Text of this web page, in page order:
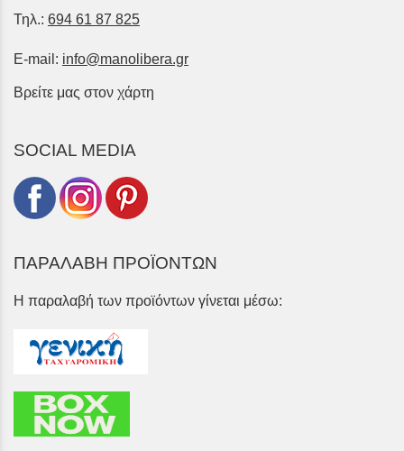
Τηλ.: 694 61 87 825
E-mail: info@manolibera.gr
Βρείτε μας στον χάρτη
SOCIAL MEDIA
ΠΑΡΑΛΑΒΗ ΠΡΟΪΟΝΤΩΝ
Η παραλαβή των προϊόντων γίνεται μέσω: